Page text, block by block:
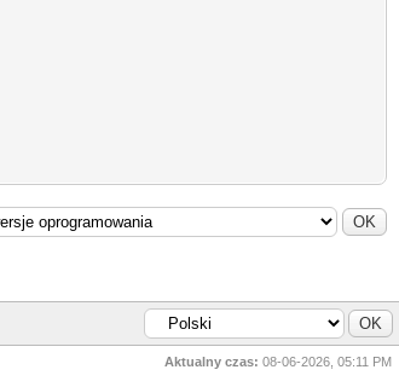
Aktualny czas: 08-06-2026, 05:11 PM